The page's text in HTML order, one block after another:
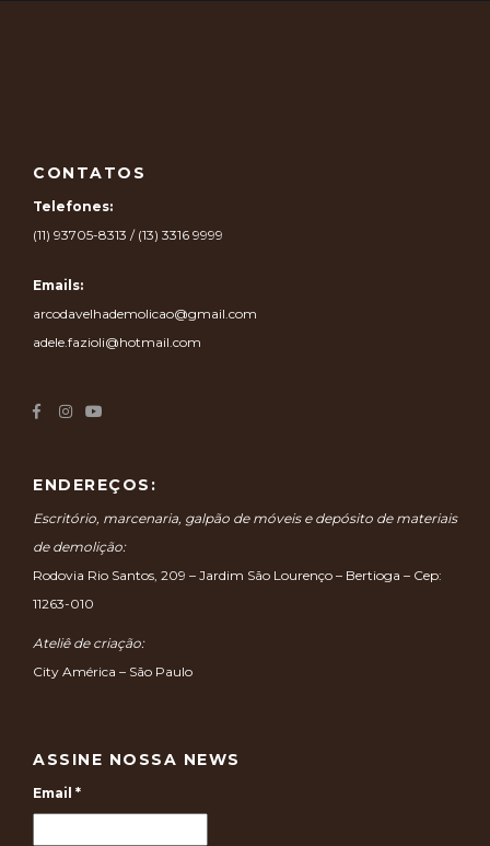
CONTATOS
Telefones:
(11) 93705-8313 / (13) 3316 9999
Emails:
arcodavelhademolicao@gmail.com
adele.fazioli@hotmail.com
ENDEREÇOS:
Escritório, marcenaria, galpão de móveis e depósito de materiais
de demolição:
Rodovia Rio Santos, 209 – Jardim São Lourenço – Bertioga – Cep:
11263-010
Ateliê de criação:
City América – São Paulo
ASSINE NOSSA NEWS
Email *